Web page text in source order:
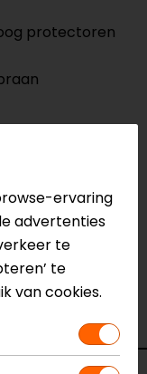
protectoren
product?
langs in één
den IJssel,
winkels kun je
onze
met advies.
ervaring
advertenties
te
te
van cookies.